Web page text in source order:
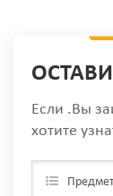
Если .Вы
хотите
только мы